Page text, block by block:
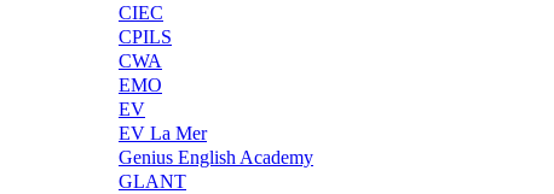
CIEC
CPILS
CWA
EMO
EV
EV La Mer
Genius English Academy
GLANT